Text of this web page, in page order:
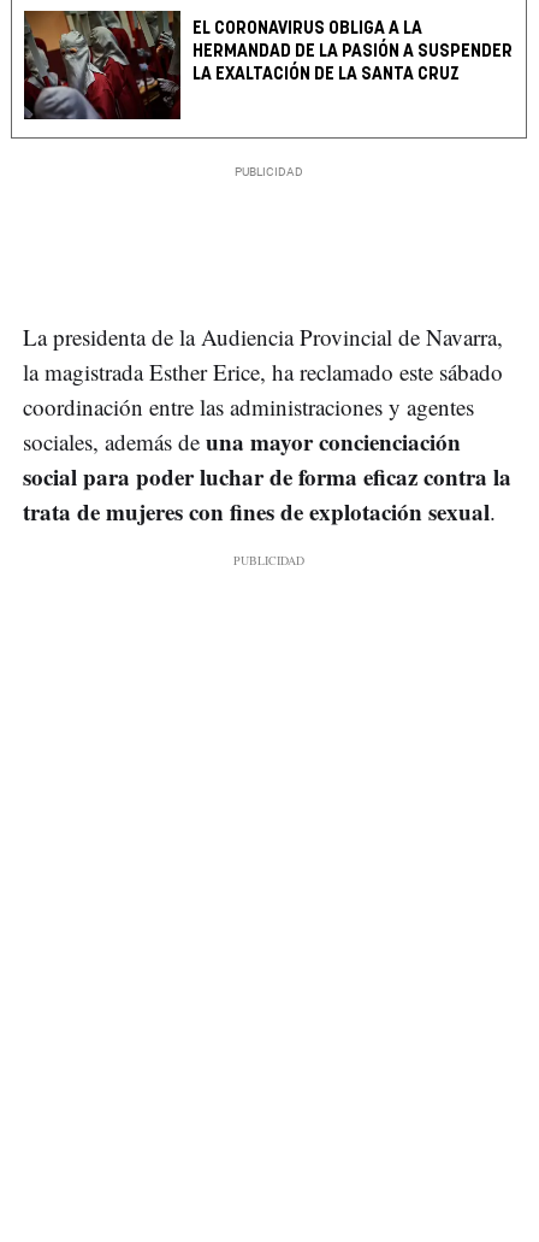
EL CORONAVIRUS OBLIGA A LA
HERMANDAD DE LA PASIÓN A SUSPENDER
LA EXALTACIÓN DE LA SANTA CRUZ
La presidenta de la Audiencia Provincial de Navarra,
la magistrada Esther Erice, ha reclamado este sábado
coordinación entre las administraciones y agentes
sociales, además de una mayor concienciación
social para poder luchar de forma eficaz contra la
trata de mujeres con fines de explotación sexual.